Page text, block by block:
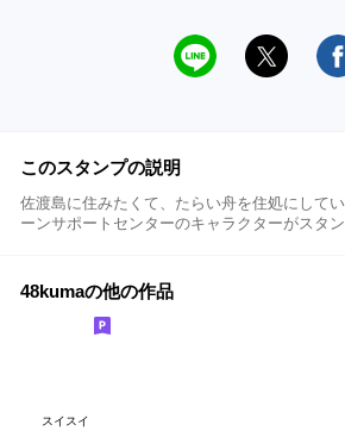
このスタンプの説明
佐渡島に住みたくて、たらい舟を住処にして
ーンサポートセンターのキャラクターがスタン
48kumaの他の作品
スイスイ